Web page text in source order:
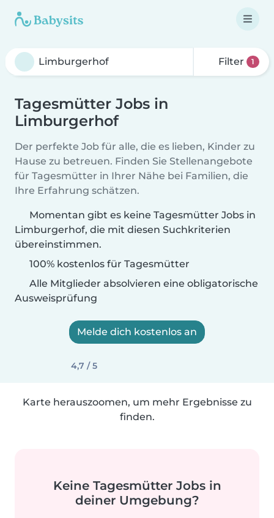
Filter 1
Tagesmütter Jobs in
Limburgerhof
Der perfekte Job für alle, die es lieben, Kinder zu
Hause zu betreuen. Finden Sie Stellenangebote
für Tagesmütter in Ihrer Nähe bei Familien, die
Ihre Erfahrung schätzen.
Momentan gibt es keine Tagesmütter Jobs in
Limburgerhof, die mit diesen Suchkriterien
übereinstimmen.
100% kostenlos für Tagesmütter
Alle Mitglieder absolvieren eine obligatorische
Ausweisprüfung
Melde dich kostenlos an
4,7 / 5
Karte herauszoomen, um mehr Ergebnisse zu
finden.
Keine Tagesmütter Jobs in
deiner Umgebung?